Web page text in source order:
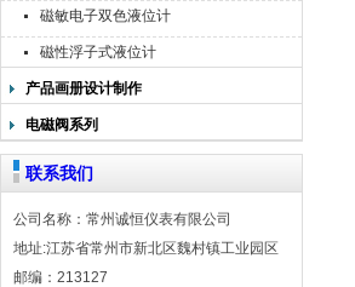
磁敏电子双色液位计
磁性浮子式液位计
产品画册设计制作
电磁阀系列
联系我们
公司名称：常州诚恒仪表有限公司
地址:江苏省常州市新北区魏村镇工业园区
邮编：213127